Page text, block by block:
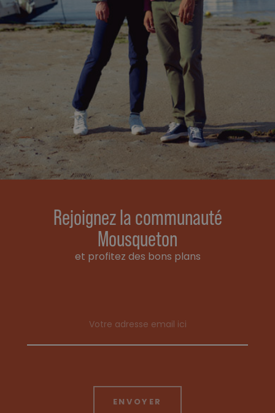
Rejoignez la communauté
Mousqueton
et profitez des bons plans